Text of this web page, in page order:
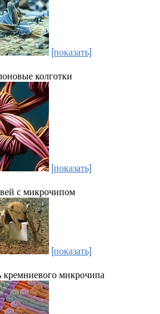
[показать]
колготки
[показать]
с микрочипом
[показать]
кремниевого микрочипа